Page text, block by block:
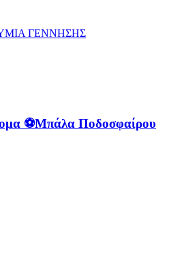
ΓΕΝΝΗΣΗΣ
⚽Μπάλα Ποδοσφαίρου